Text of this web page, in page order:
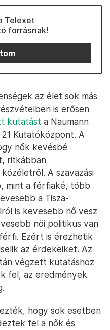
Telexet
forrásnak!
az élet sok más
is erősen
kutatást a Naumann
Kutatóközpont. A
nők kevésbé
ritkábban
A szavazási
mint a férfiaké, több
a Tisza-
is kevesebb nő vesz
női politikus van
Ezért is érezhetik
az érdekeiket. Az
végzett kutatáshoz
fel, az eredmények
hogy sok esetben
fel a nők és